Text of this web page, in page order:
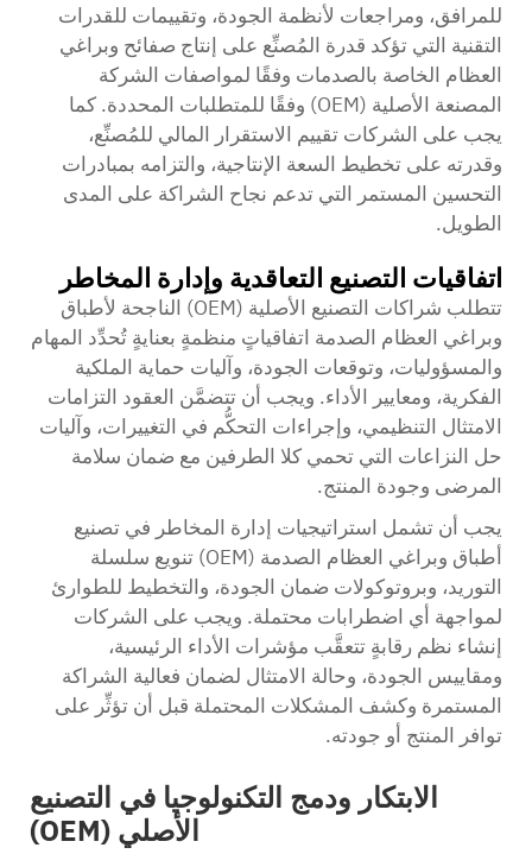
للمرافق، ومراجعات لأنظمة الجودة، وتقييمات للقدرات
التقنية التي تؤكد قدرة المُصنِّع على إنتاج صفائح وبراغي
العظام الخاصة بالصدمات وفقًا لمواصفات الشركة
المصنعة الأصلية (OEM) وفقًا للمتطلبات المحددة. كما
يجب على الشركات تقييم الاستقرار المالي للمُصنِّع،
وقدرته على تخطيط السعة الإنتاجية، والتزامه بمبادرات
التحسين المستمر التي تدعم نجاح الشراكة على المدى
الطويل.
اتفاقيات التصنيع التعاقدية وإدارة المخاطر
تتطلب شراكات التصنيع الأصلية (OEM) الناجحة لأطباق
وبراغي العظام الصدمة اتفاقياتٍ منظمةٍ بعنايةٍ تُحدِّد المهام
والمسؤوليات، وتوقعات الجودة، وآليات حماية الملكية
الفكرية، ومعايير الأداء. ويجب أن تتضمَّن العقود التزامات
الامتثال التنظيمي، وإجراءات التحكُّم في التغييرات، وآليات
حل النزاعات التي تحمي كلا الطرفين مع ضمان سلامة
المرضى وجودة المنتج.
يجب أن تشمل استراتيجيات إدارة المخاطر في تصنيع
أطباق وبراغي العظام الصدمة (OEM) تنويع سلسلة
التوريد، وبروتوكولات ضمان الجودة، والتخطيط للطوارئ
لمواجهة أي اضطرابات محتملة. ويجب على الشركات
إنشاء نظم رقابةٍ تتعقَّب مؤشرات الأداء الرئيسية،
ومقاييس الجودة، وحالة الامتثال لضمان فعالية الشراكة
المستمرة وكشف المشكلات المحتملة قبل أن تؤثِّر على
توافر المنتج أو جودته.
الابتكار ودمج التكنولوجيا في التصنيع
الأصلي (OEM)